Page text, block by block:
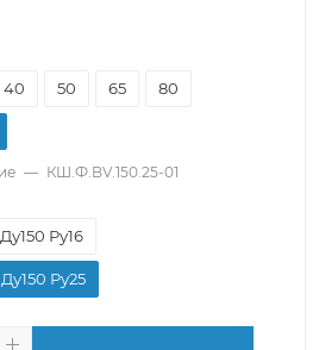
40 50 65 80
— КШ.Ф.BV.150.25-01
Ру16
Ру25